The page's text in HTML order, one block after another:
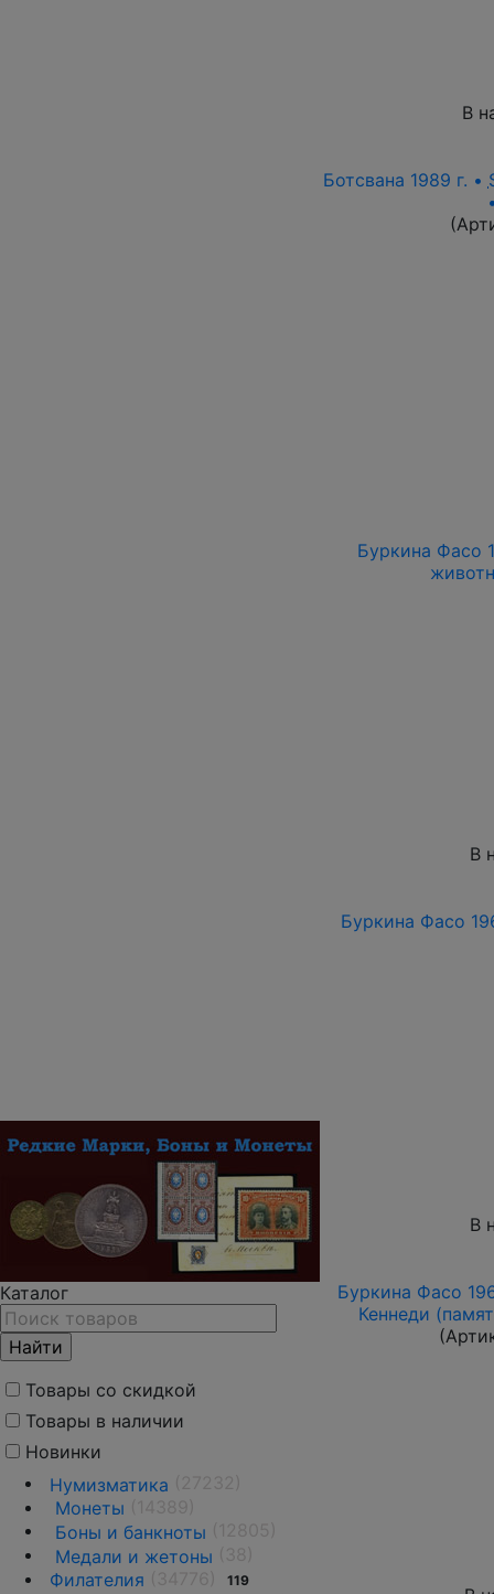
Каталог
Товары со скидкой
Товары в наличии
Новинки
Нумизматика
Монеты
Боны и банкноты
Медали и жетоны
Филателия
119
В
Ботсвана 1989 г. •
Буркина Фасо
В
Буркина Фасо
В
Буркина Фасо
Кеннеди